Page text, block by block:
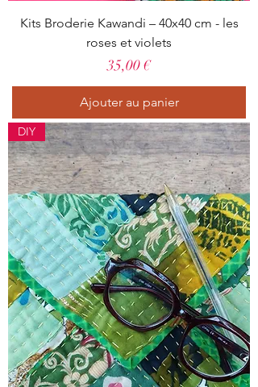
Kits Broderie Kawandi – 40x40 cm - les
roses et violets
Prix
35,00 €
Ajouter au panier
DIY